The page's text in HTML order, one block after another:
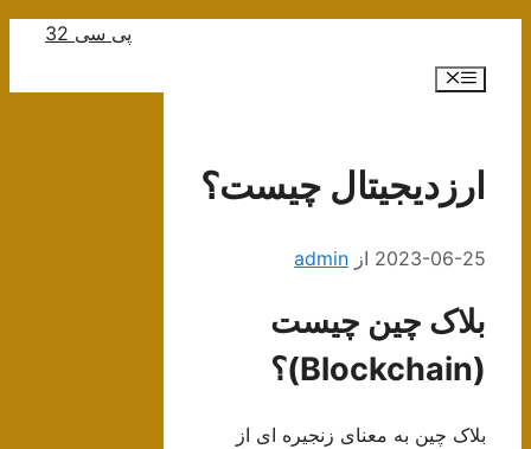
پی سی 32
فهرست
ارزدیجیتال چیست؟
2023-06-25 از admin
بلاک چین چیست
(Blockchain)؟
بلاک چین به معنای زنجیره ای از